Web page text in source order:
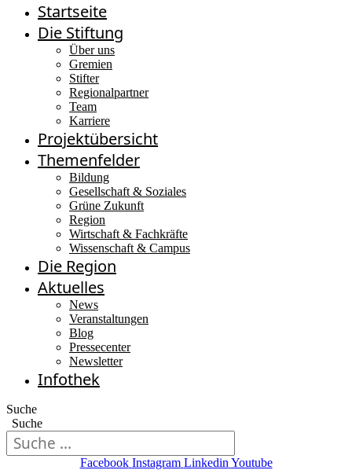
Startseite
Die Stiftung
Über uns
Gremien
Stifter
Regionalpartner
Team
Karriere
Projektübersicht
Themenfelder
Bildung
Gesellschaft & Soziales
Grüne Zukunft
Region
Wirtschaft & Fachkräfte
Wissenschaft & Campus
Die Region
Aktuelles
News
Veranstaltungen
Blog
Pressecenter
Newsletter
Infothek
Suche
Suche
Facebook Instagram Linkedin Youtube